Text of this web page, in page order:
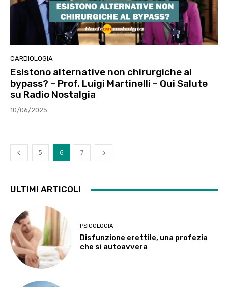
CARDIOLOGIA
Esistono alternative non chirurgiche al
bypass? – Prof. Luigi Martinelli – Qui Salute
su Radio Nostalgia
10/06/2025
5 6 7
ULTIMI ARTICOLI
PSICOLOGIA
Disfunzione erettile, una profezia
che si autoavvera